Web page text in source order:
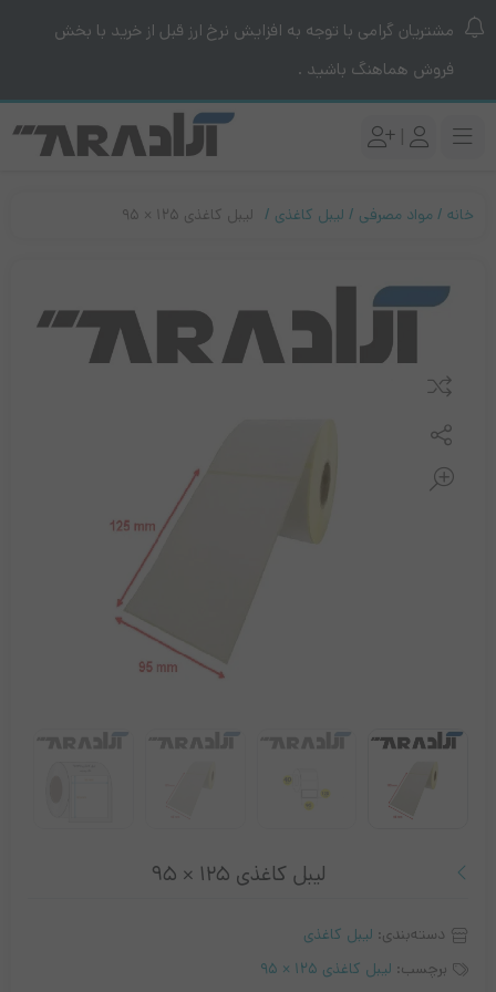
مشتریان گرامی با توجه به افزایش نرخ ارز قبل از خرید با بخش
فروش هماهنگ باشید .
|
خانه مواد مصرفی لیبل کاغذی لیبل کاغذی ۱۲۵ × ۹۵
لیبل کاغذی ۱۲۵ × ۹۵
دسته‌بندی: لیبل کاغذی
برچسب: لیبل کاغذی ۱۲۵ × ۹۵